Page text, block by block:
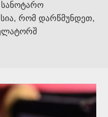
რომ დარწმუნდეთ,